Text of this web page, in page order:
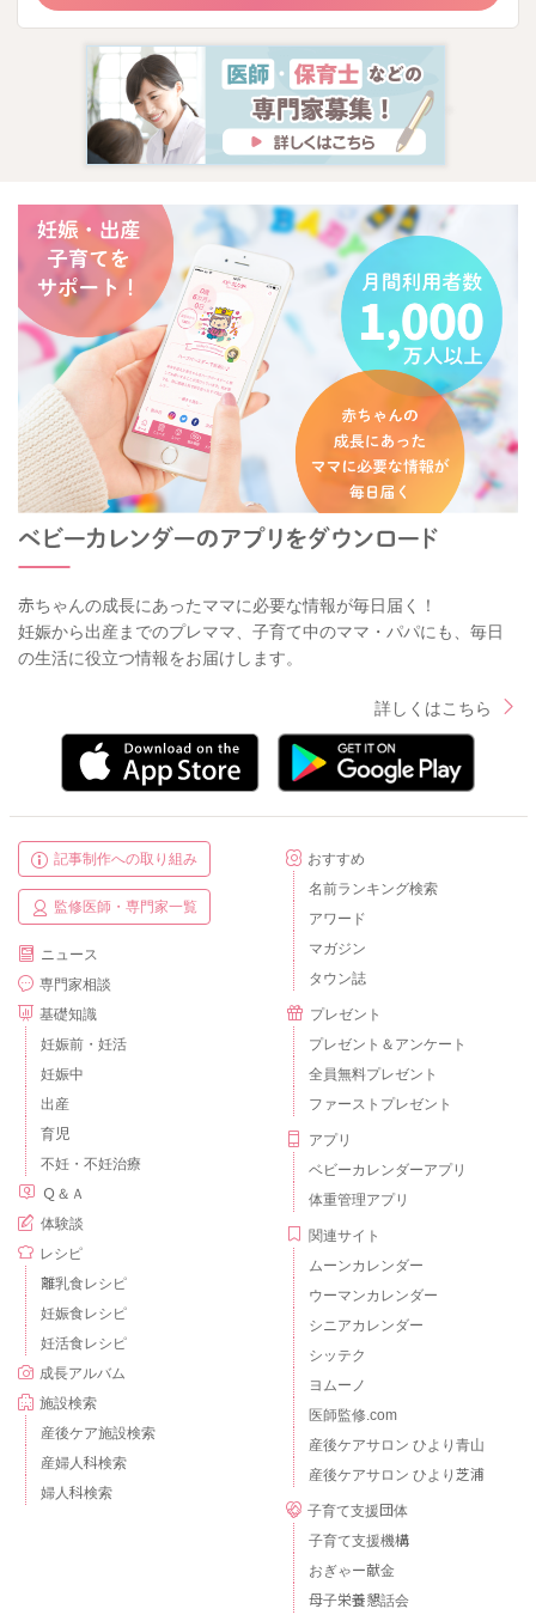
赤ちゃんの成長にあったママに必要な情報が毎日届く！
妊娠から出産までのプレママ、子育て中のママ・パパにも、毎日
の生活に役立つ情報をお届けします。
詳しくはこちら
記事制作への取り組み
監修医師・専門家一覧
ニュース
専門家相談
基礎知識
妊娠前・妊活
妊娠中
出産
育児
不妊・不妊治療
Ｑ＆Ａ
体験談
レシピ
離乳食レシピ
妊娠食レシピ
妊活食レシピ
成長アルバム
施設検索
産後ケア施設検索
産婦人科検索
婦人科検索
おすすめ
名前ランキング検索
アワード
マガジン
タウン誌
プレゼント
プレゼント＆アンケート
全員無料プレゼント
ファーストプレゼント
アプリ
ベビーカレンダーアプリ
体重管理アプリ
関連サイト
ムーンカレンダー
ウーマンカレンダー
シニアカレンダー
シッテク
ヨムーノ
医師監修.com
産後ケアサロン ひより青山
産後ケアサロン ひより芝浦
子育て支援団体
子育て支援機構
おぎゃー献金
母子栄養懇話会